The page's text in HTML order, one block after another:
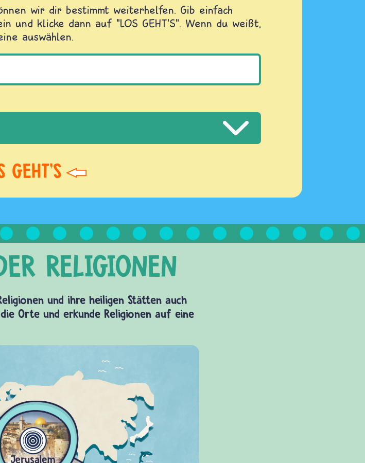
wir dir bestimmt weiterhelfen. Gib einfach
und klicke dann auf "LOS GEHT'S". Wenn du weißt,
auswählen.
und ihre heiligen Stätten auch
Orte und erkunde Religionen auf eine